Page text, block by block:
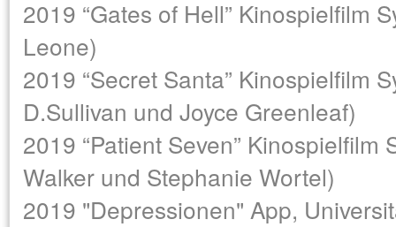
2019 “Gates of Hell” Kinospielfilm
Leone)
2019 “Secret Santa” Kinospielfilm
D.Sullivan und Joyce Greenleaf)
2019 “Patient Seven”
Walker und Stephanie Wortel)
2019 "Depressionen" App,